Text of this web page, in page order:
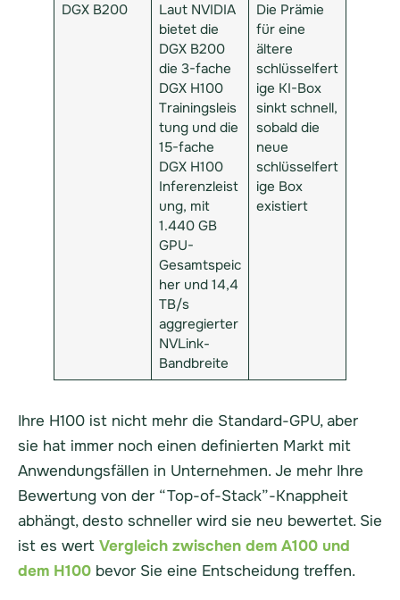
DGX B200
Laut NVIDIA
bietet die
DGX B200
die 3-fache
DGX H100
Trainingsleis
tung und die
15-fache
DGX H100
Inferenzleist
ung, mit
1.440 GB
GPU-
Gesamtspeic
her und 14,4
TB/s
aggregierter
NVLink-
Bandbreite
Die Prämie
für eine
ältere
schlüsselfert
ige KI-Box
sinkt schnell,
sobald die
neue
schlüsselfert
ige Box
existiert
Ihre H100 ist nicht mehr die Standard-GPU, aber
sie hat immer noch einen definierten Markt mit
Anwendungsfällen in Unternehmen. Je mehr Ihre
Bewertung von der “Top-of-Stack”-Knappheit
abhängt, desto schneller wird sie neu bewertet. Sie
ist es wert Vergleich zwischen dem A100 und
dem H100 bevor Sie eine Entscheidung treffen.